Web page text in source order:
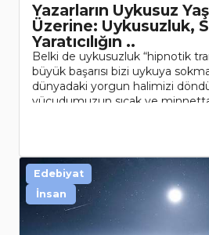
Yazarların Uykusuz
Üzerine: Uykusuzluk,
Yaratıcılığın ..
Belki de uykusuzluk “hipnotik
büyük başarısı bizi uykuya
dünyadaki yorgun halimizi
vücudumuzun sıcak ve
Edebiyat
İnsan